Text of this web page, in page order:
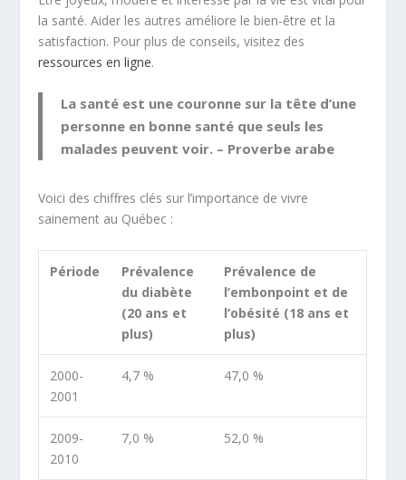
la santé. Aider les autres améliore le bien-être et la
satisfaction. Pour plus de conseils, visitez des
ressources en ligne.
La santé est une couronne sur la tête d’une
personne en bonne santé que seuls les
malades peuvent voir. – Proverbe arabe
Voici des chiffres clés sur l’importance de vivre
sainement au Québec :
Période
Prévalence
du diabète
(20 ans et
plus)
Prévalence de
l’embonpoint et de
l’obésité (18 ans et
plus)
2000-
2001
4,7 % 47,0 %
2009-
2010
7,0 % 52,0 %